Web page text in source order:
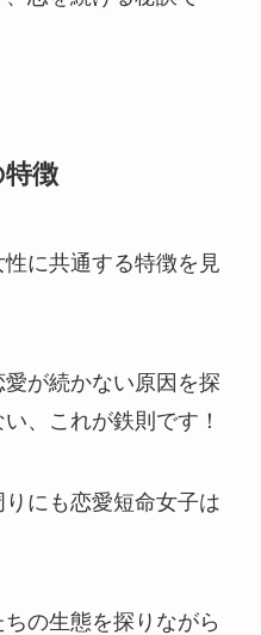
徴
に共通する特徴を見
が続かない原因を探
、これが鉄則です！
にも恋愛短命女子は
の生態を探りながら